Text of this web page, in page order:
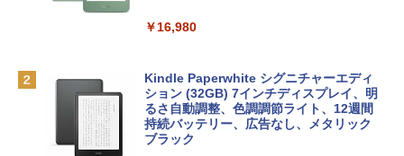
tomtoc 360°保護 15.6 16インチ パソコ
ンケース Dell NEC Lavie ASUS HP dyna
book Lenovo対応
定バーチャルアイテムを含む】 【オンラ
インゲームコード】 ロブロックス | オン
ラインコード版
￥3,200
￥1,292
￥16,980
Kindle Paperwhite シグニチャーエディ
ション (32GB) 7インチディスプレイ、明
るさ自動調整、色調調節ライト、12週間
持続バッテリー、広告なし、メタリック
ブラック